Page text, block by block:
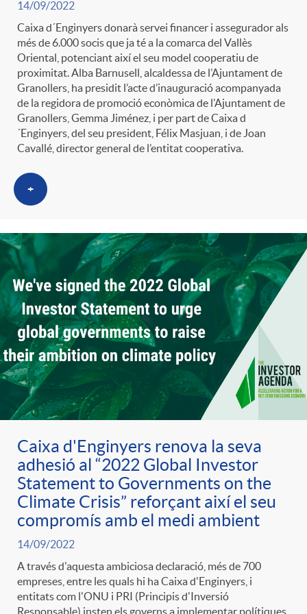
t
r
o
C
a
t
e
g
o
r
i
a
s
n
g
u
t
s
14/09/2022
Caixa d´Enginyers donarà servei financer i assegurador als
més de 6.000 socis que ja té a la comarca del Vallès
Oriental, potenciant així el seu model cooperatiu de
proximitat. Alba Barnusell, alcaldessa de l’Ajuntament de
Granollers, ha presidit l’acte d’inauguració acompanyada
de la regidora de promoció econòmica de l’Ajuntament de
Granollers, Gemma Jiménez, i per part de Caixa d
´Enginyers, del seu president, Félix Masjuan, i de Joan
Cavallé, director general de l’entitat cooperativa.
+
Caixa d'Enginyers renova la seva
adhesió al “2022 Global Investor
Statement to Governments on the
Climate Crisis” reforçant així el seu
compromís amb el medi ambient
14/09/2022
A través d'aquesta ambiciosa declaració, més de 700
empreses, entre les quals hi ha Caixa d'Enginyers, i
entitats com l'ONU i PRI (Principis d'Inversió
Responsable) insten els governs a implementar polítiques